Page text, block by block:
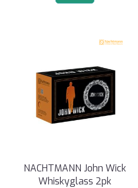
NACHTMANN John Wick
Whiskyglass 2pk